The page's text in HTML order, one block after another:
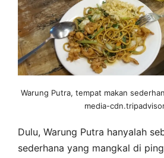
Warung Putra, tempat makan
media-
Dulu, Warung Putra hanyalah
sederhana yang mangkal di